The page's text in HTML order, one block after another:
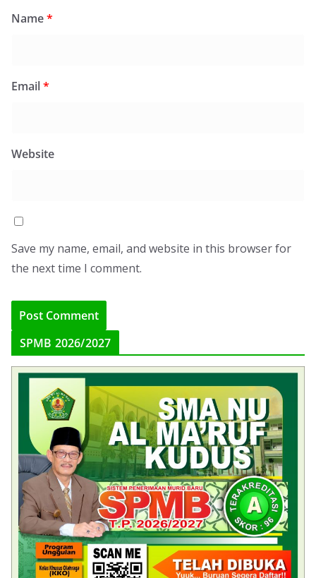
Name*
Email*
Website
Save my name, email, and website in this browser for
the next time I comment.
SPMB 2026/2027